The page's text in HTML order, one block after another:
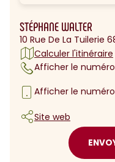
STÉPHANE WALTER
10 Rue De La Tuilerie
Calculer l'itinéraire
Afficher le numéro
Afficher le numéro
Site web